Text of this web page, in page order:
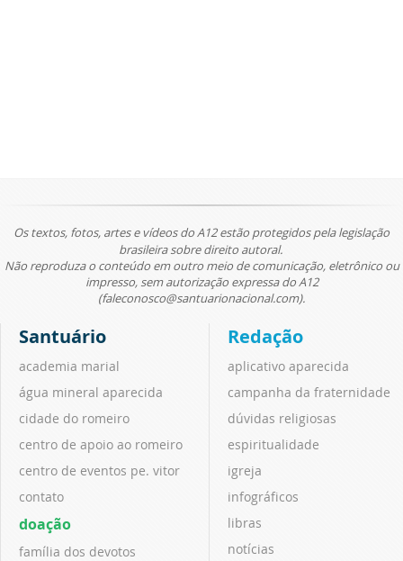
Os textos, fotos, artes e vídeos do A12 estão protegidos pela legislação
brasileira sobre direito autoral.
Não reproduza o conteúdo em outro meio de comunicação, eletrônico ou
impresso, sem autorização expressa do A12
(faleconosco@santuarionacional.com).
Santuário
academia marial
água mineral aparecida
cidade do romeiro
centro de apoio ao romeiro
centro de eventos pe. vitor
contato
doação
família dos devotos
Redação
aplicativo aparecida
campanha da fraternidade
dúvidas religiosas
espiritualidade
igreja
infográficos
libras
notícias